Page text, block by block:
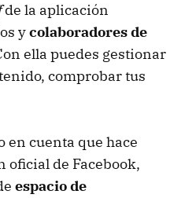
de la aplicación
ycolaboradores de
ella puedes gestionar
comprobar tus
en cuenta que hace
oficial de Facebook,
espacio de